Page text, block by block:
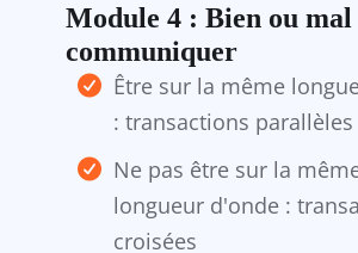
Module 4 : Bien ou mal
communiquer
Être sur la même
: transactions parallèles
Ne pas être sur la
longueur d'onde :
croisées